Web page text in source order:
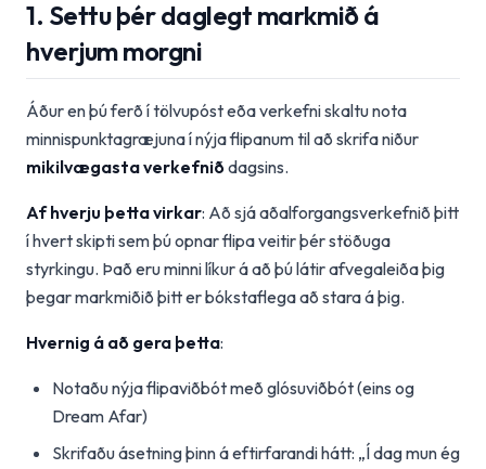
1. Settu þér daglegt markmið á
hverjum morgni
Áður en þú ferð í tölvupóst eða verkefni skaltu nota
minnispunktagræjuna í nýja flipanum til að skrifa niður
mikilvægasta verkefniðdagsins.
Af hverju þetta virkar: Að sjá aðalforgangsverkefnið þitt
í hvert skipti sem þú opnar flipa veitir þér stöðuga
styrkingu. Það eru minni líkur á að þú látir afvegaleiða þig
þegar markmiðið þitt er bókstaflega að stara á þig.
Hvernig á að gera þetta:
Notaðu nýja flipaviðbót með glósuviðbót (eins og
Dream Afar)
Skrifaðu ásetning þinn á eftirfarandi hátt: „Í dag mun ég